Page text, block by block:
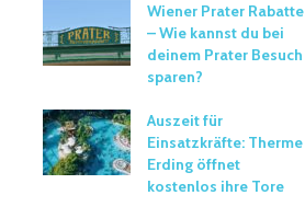
Wiener Prater Rabatte
– Wie kannst du bei
deinem Prater Besuch
sparen?
Auszeit für
Einsatzkräfte: Therme
Erding öffnet
kostenlos ihre Tore